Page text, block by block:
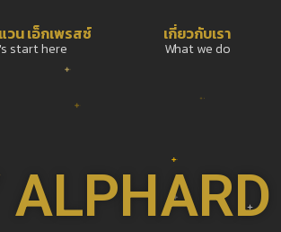
น เอ็กเพรสซ์
start here
เกี่ยวกับเรา
What we do
ALPHARD